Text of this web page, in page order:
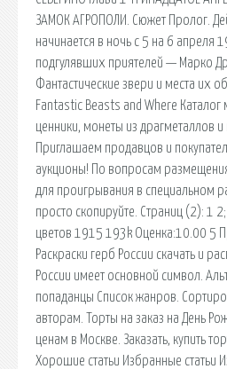
ЗАМОК АГРОПОЛИ. Сюжет Пролог.
начинается в ночь с 5 на 6 апреля
подгулявших приятелей — Марко
Фантастические звери и места их
Fantastic Beasts and Where Каталог
ценники, монеты из драгметаллов
Приглашаем продавцов и
аукционы! По вопросам
для проигрывания в специальном
просто скопируйте. Страниц (2): 1
цветов 1915 193k Оценка:10.00 5
Раскраски герб России скачать и
России имеет основной символ.
попаданцы Список жанров.
авторам. Торты на заказ на День
ценам в Москве. Заказать, купить
Хорошие статьи Избранные статьи